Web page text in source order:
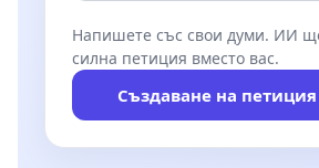
Напишете със свои думи. ИИ
силна петиция вместо вас.
Създаване на петиция